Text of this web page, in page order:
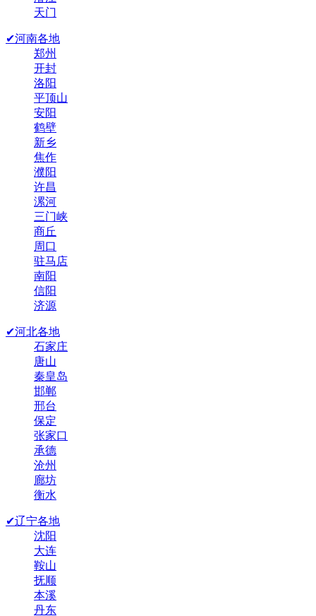
天门
✔河南各地
郑州
开封
洛阳
平顶山
安阳
鹤壁
新乡
焦作
濮阳
许昌
漯河
三门峡
商丘
周口
驻马店
南阳
信阳
济源
✔河北各地
石家庄
唐山
秦皇岛
邯郸
邢台
保定
张家口
承德
沧州
廊坊
衡水
✔辽宁各地
沈阳
大连
鞍山
抚顺
本溪
丹东